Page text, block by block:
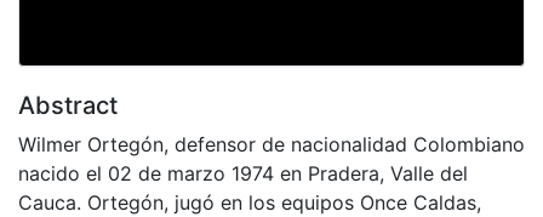
Abstract
Wilmer Ortegón, defensor de nacionalidad Colombiano
nacido el 02 de marzo 1974 en Pradera, Valle del
Cauca. Ortegón, jugó en los equipos Once Caldas,